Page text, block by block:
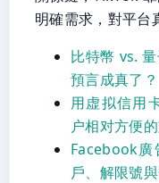
明確需求，對平台
比特幣 vs.
預言成真了？
用虚拟信用
户相对方便
Facebook廣
戶、解限號